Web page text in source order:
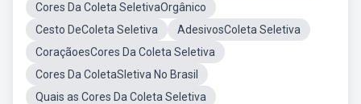
Cores Da Coleta SeletivaOrgânico
Cesto DeColeta Seletiva
AdesivosColeta Seletiva
CoraçãoesCores Da Coleta Seletiva
Cores Da ColetaSletiva No Brasil
Quais as Cores Da Coleta Seletiva